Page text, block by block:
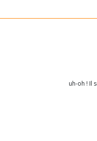
uh-oh ! Il